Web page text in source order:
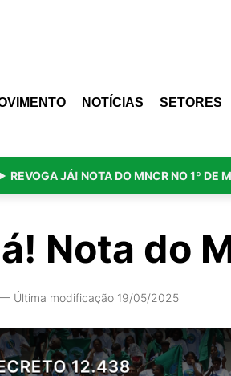
NOTÍCIAS SETORES
REVOGA JÁ! NOTA DO MNCR NO 1º DE
Nota do
— Última modificação 19/05/2025